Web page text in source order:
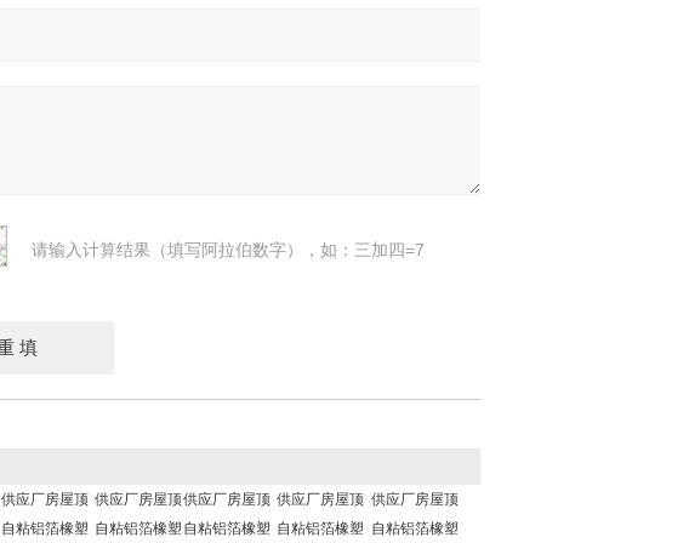
请输入计算结果（填写阿拉伯数字），如：三加四=7
供应厂房屋顶
自粘铝箔橡塑
供应厂房屋顶
自粘铝箔橡塑
供应厂房屋顶
自粘铝箔橡塑
供应厂房屋顶
自粘铝箔橡塑
供应厂房屋顶
自粘铝箔橡塑